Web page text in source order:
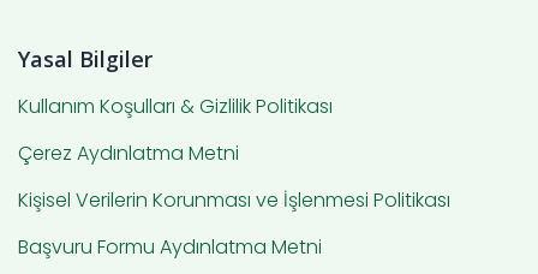
Yasal Bilgiler
Kullanım Koşulları & Gizlilik Politikası
Çerez Aydınlatma Metni
Kişisel Verilerin Korunması ve İşlenmesi Politikası
Başvuru Formu Aydınlatma Metni